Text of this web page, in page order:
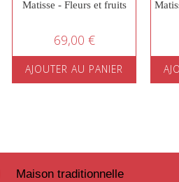
Matisse - Fleurs et fruits
69,00 €
AJOUTER AU PANIER
Maison traditionnelle